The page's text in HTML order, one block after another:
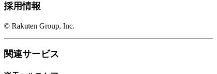
採用情報
© Rakuten Group, Inc.
関連サービス